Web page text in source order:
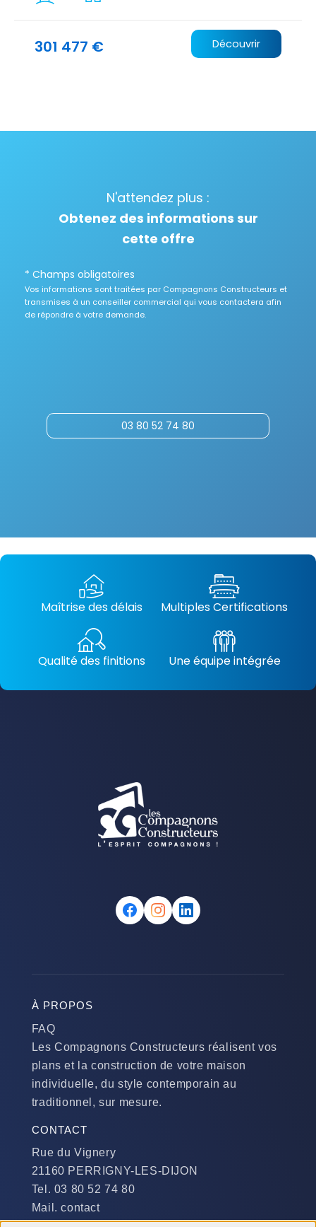
301 477 € Découvrir
N'attendez plus :
Obtenez des informations sur
cette offre
* Champs obligatoires
Vos informations sont traitées par Compagnons Constructeurs et
transmises à un conseiller commercial qui vous contactera afin
de répondre à votre demande.
03 80 52 74 80
Maîtrise des délais Multiples Certifications
Qualité des finitions Une équipe intégrée
À PROPOS
FAQ
Les Compagnons Constructeurs réalisent vos
plans et la construction de votre maison
individuelle, du style contemporain au
traditionnel, sur mesure.
CONTACT
Rue du Vignery
21160 PERRIGNY-LES-DIJON
Tel. 03 80 52 74 80
Mail. contact